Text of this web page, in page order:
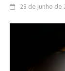
28 de junho de